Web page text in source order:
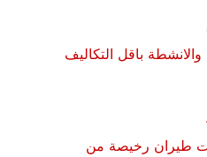
باقل التكاليف
طيران رخيصة من